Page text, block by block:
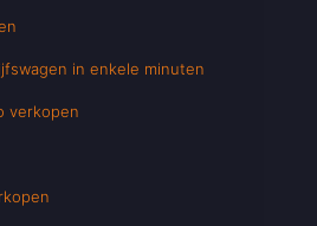
in enkele minuten
verkopen